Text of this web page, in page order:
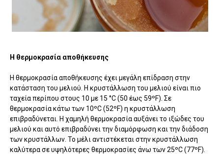
Η θερμοκρασία αποθήκευσης
Η θερμοκρασία αποθήκευσης έχει μεγάλη επίδραση στην
κατάσταση του μελιού. Η κρυστάλλωση του μελιού είναι πιο
ταχεία περίπου στους 10 με 15 °C (50 έως 59ºF). Σε
θερμοκρασία κάτω των 10ºC (52ºF) η κρυστάλλωση
επιβραδύνεται. Η χαμηλή θερμοκρασία αυξάνει το ιξώδες του
μελιού και αυτό επιβραδύνει την διαμόρφωση και την διάδοση
των κρυστάλλων. Το μέλι αντιστέκεται στην κρυστάλλωση
καλύτερα σε υψηλότερες θερμοκρασίες άνω των 25ºC (77ºF).